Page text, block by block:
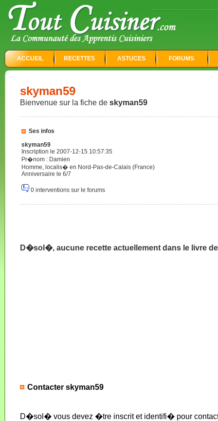
ACCUEIL RECETTES ASTUCES FORUMS
skyman59
Bienvenue sur la fiche de skyman59
Ses infos
skyman59
Inscription le 2007-12-15 10:57:35
Pr�nom : Damien
Homme, localis� en Nord-Pas-de-Calais (France)
Anniversaire le 6/7
0 interventions sur le forums
D�sol�, aucune recette actuellement dans le livre
Contacter skyman59
D�sol� vous devez �tre inscrit et identifi� pour